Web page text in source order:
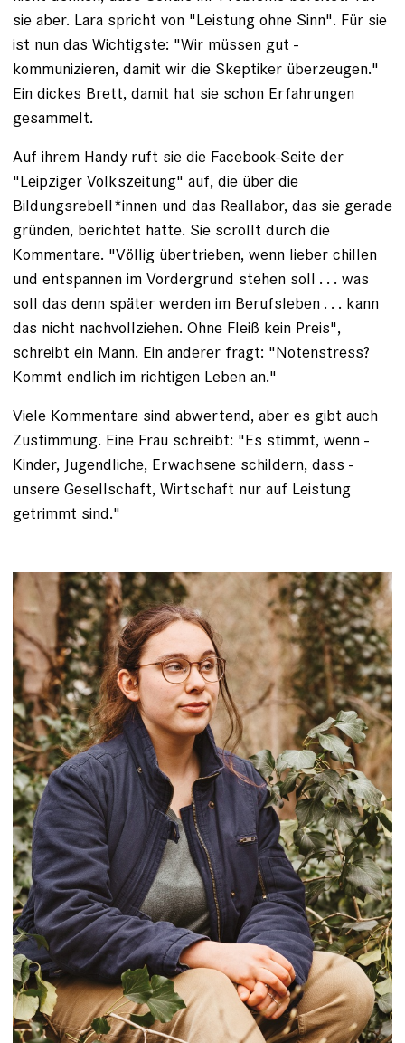
sie aber. Lara spricht von "Leistung ohne Sinn". Für sie
ist nun das Wichtigste: "Wir müssen gut ­
kommunizieren, damit wir die Skeptiker überzeugen."
Ein dickes Brett, damit hat sie schon Erfahrungen
gesammelt.
Auf ihrem Handy ruft sie die ­Facebook-Seite der
"Leipziger Volkszeitung" auf, die über die
Bildungsrebell*innen und das Reallabor, das sie gerade
gründen, ­berichtet hatte. Sie scrollt durch die
Kommentare. "Völlig übertrieben, wenn lieber chillen
und entspannen im Vordergrund ­stehen soll . . . was
soll das denn später werden im Berufs­leben . . . kann
das nicht nachvollziehen. Ohne Fleiß kein Preis",
schreibt ein Mann. Ein anderer fragt: "Notenstress?
Kommt endlich im richtigen Leben an."
Viele Kommentare sind abwertend, aber es gibt auch
Zustimmung. Eine Frau schreibt: "Es stimmt, wenn ­
Kinder, Jugendliche, Erwachsene schildern, dass ­
unsere Gesellschaft, Wirtschaft nur auf Leistung
getrimmt sind."